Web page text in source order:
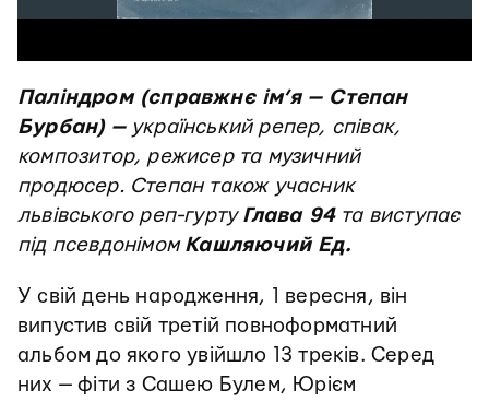
Паліндром (справжнє ім’я — Степан
Бурбан) —український репер, співак,
композитор, режисер та музичний
продюсер. Степан також учасник
львівського реп-гурту Глава 94та виступає
під псевдонімом Кашляючий Ед.
У свій день народження, 1 вересня, він
випустив свій третій повноформатний
альбом до якого увійшло 13 треків. Серед
них — фіти з Сашею Булем, Юрієм